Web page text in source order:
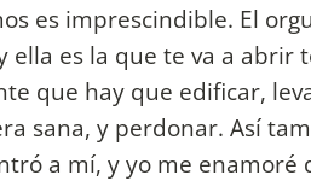
es imprescindible. El
ella es la que te va a abrir
que hay que edificar,
sana, y perdonar. Así
a mí, y yo me enamoré